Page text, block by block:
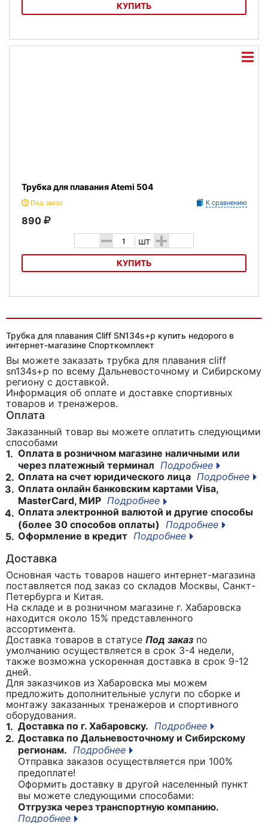
КУПИТЬ
Трубка Atemi 507
Трубка для плавания Atemi 504
Под заказ К сравнению
890
- шт +
КУПИТЬ
Трубка для плавания Cliff SN134s+p купить недорого в
интернет-магазине Спорткомплект
Вы можете заказать трубка для плавания cliff
sn134s+p по всему Дальневосточному и Сибирскому
региону с доставкой.
Информация об оплате и доставке спортивных
товаров и тренажеров.
Оплата
Заказанный товар вы можете оплатить следующими
способами
1. Оплата в розничном магазине наличными или
через платежный терминал Подробнее
2. Оплата на счет юридического лица Подробнее
3. Оплата онлайн банковским картами Visa,
MasterCard, МИР Подробнее
4. Оплата электронной валютой и другие способы
(более 30 способов оплаты)
Подробнее
5. Оформление в кредит Подробнее
Доставка
Основная часть товаров нашего интернет-магазина
поставляется под заказ со складов Москвы, Санкт-
Петербурга и Китая.
На складе и в розничном магазине г. Хабаровска
находится около 15% представленного
ассортимента.
Доставка товаров в статусе Под заказ по
умолчанию осуществляется в срок 3-4 недели,
также возможна ускоренная доставка в срок 9-12
дней.
Для заказчиков из Хабаровска мы можем
предложить дополнительные услуги по сборке и
монтажу заказанных тренажеров и спортивного
оборудования.
1. Доставка по г. Хабаровску. Подробнее
2. Доставка по Дальневосточному и Сибирскому
регионам. Подробнее
Отправка заказов осуществляется при 100%
предоплате!
Оформить доставку в другой населенный пункт
вы можете следующими способами:
Отгрузка через транспортную компанию.
Подробнее